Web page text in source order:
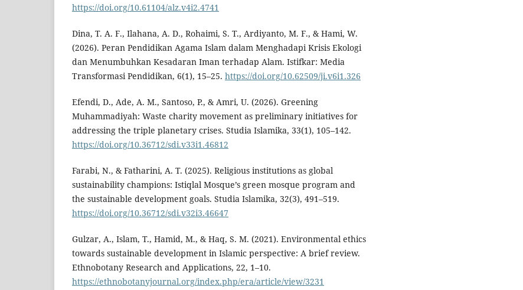
https://doi.org/10.61104/alz.v4i2.4741
Dina, T. A. F., Ilahana, A. D., Rohaimi, S. T., Ardiyanto, M. F., & Hami, W.
(2026). Peran Pendidikan Agama Islam dalam Menghadapi Krisis Ekologi
dan Menumbuhkan Kesadaran Iman terhadap Alam. Istifkar: Media
Transformasi Pendidikan, 6(1), 15–25. https://doi.org/10.62509/ji.v6i1.326
Efendi, D., Ade, A. M., Santoso, P., & Amri, U. (2026). Greening
Muhammadiyah: Waste charity movement as preliminary initiatives for
addressing the triple planetary crises. Studia Islamika, 33(1), 105–142.
https://doi.org/10.36712/sdi.v33i1.46812
Farabi, N., & Fatharini, A. T. (2025). Religious institutions as global
sustainability champions: Istiqlal Mosque’s green mosque program and
the sustainable development goals. Studia Islamika, 32(3), 491–519.
https://doi.org/10.36712/sdi.v32i3.46647
Gulzar, A., Islam, T., Hamid, M., & Haq, S. M. (2021). Environmental ethics
towards sustainable development in Islamic perspective: A brief review.
Ethnobotany Research and Applications, 22, 1–10.
https://ethnobotanyjournal.org/index.php/era/article/view/3231